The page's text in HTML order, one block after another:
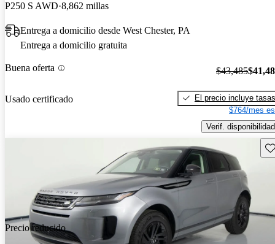
P250 S AWD 8,862 millas
Entrega a domicilio desde West Chester, PA
Entrega a domicilio gratuita
Buena oferta
Usado certificado
$43,485
El precio incluye tasas
$764/mes
Verif. disponibilidad
Precio reducido